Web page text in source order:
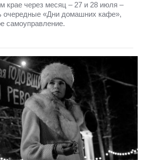
крае через месяц – 27 и 28 июля –
очередные «Дни домашних кафе»,
самоуправление.